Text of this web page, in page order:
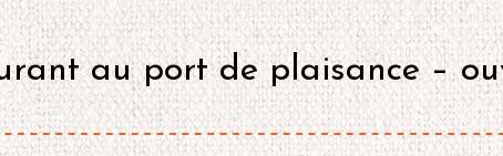
au port de plaisance –